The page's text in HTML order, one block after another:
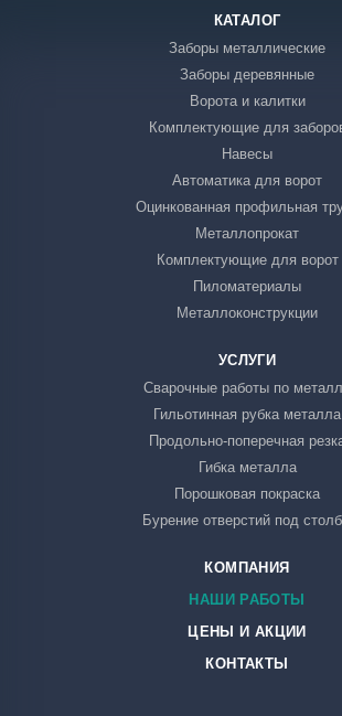
КАТАЛОГ
Заборы металлические
Заборы деревянные
Ворота и калитки
Комплектующие для
Навесы
Автоматика для ворот
Оцинкованная профильная
Металлопрокат
Комплектующие для ворот
Пиломатериалы
Металлоконструкции
УСЛУГИ
Сварочные работы по
Гильотинная рубка металла
Продольно-поперечная
Гибка металла
Порошковая покраска
Бурение отверстий под
КОМПАНИЯ
НАШИ РАБОТЫ
ЦЕНЫ И АКЦИИ
КОНТАКТЫ